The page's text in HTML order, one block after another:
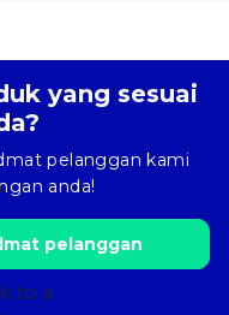
yang sesuai
pelanggan kami
anda!
pelanggan